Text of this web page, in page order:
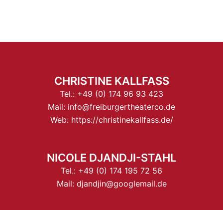
CHRISTINE KALLFASS
Tel.: +49 (0) 174 96 93 423
Mail: info@freiburgertheaterco.de
Web: https://christinekallfass.de/
NICOLE DJANDJI-STAHL
Tel.: +49 (0) 174 195 72 56
Mail: djandjin@googlemail.de